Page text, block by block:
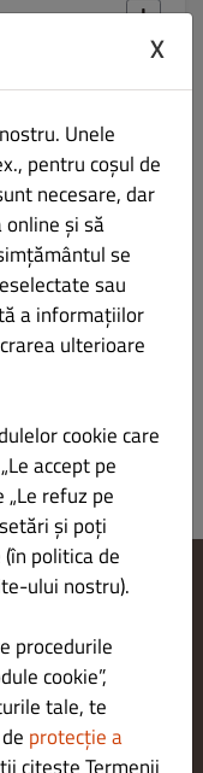
LEI 38.00
LEI 38.00
ardei iute ,
X
Unele
pentru coșul de
necesare, dar
și să
se
sau
a informațiilor
ulterioare
cookie care
accept pe
refuz pe
și poți
politica de
ului nostru).
procedurile
cookie”,
tale, te
protecție a